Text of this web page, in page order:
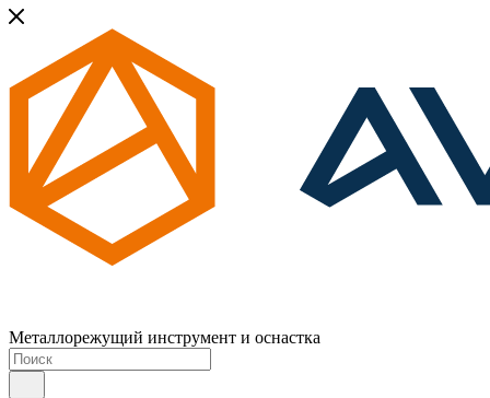
Металлорежущий инструмент и оснастка